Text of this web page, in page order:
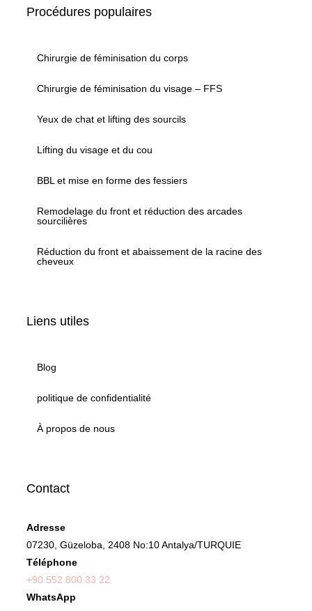
Procédures populaires
Chirurgie de féminisation du corps
Chirurgie de féminisation du visage – FFS
Yeux de chat et lifting des sourcils
Lifting du visage et du cou
BBL et mise en forme des fessiers
Remodelage du front et réduction des arcades
sourcilières
Réduction du front et abaissement de la racine des
cheveux
Liens utiles
Blog
politique de confidentialité
À propos de nous
Contact
Adresse
07230, Güzeloba, 2408 No:10 Antalya/TURQUIE
Téléphone
+90 552 800 33 22
WhatsApp